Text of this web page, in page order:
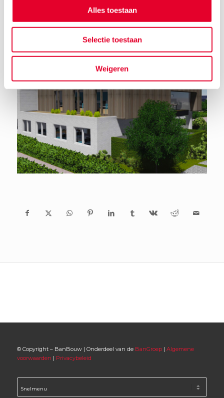
Alles toestaan
Selectie toestaan
Weigeren
© Copyright – BanBouw | Onderdeel van de BanGroep| Algemene
voorwaarden | Privacybeleid